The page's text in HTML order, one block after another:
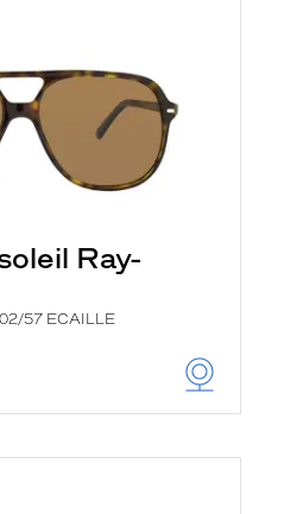
Ray-
57 ECAILLE